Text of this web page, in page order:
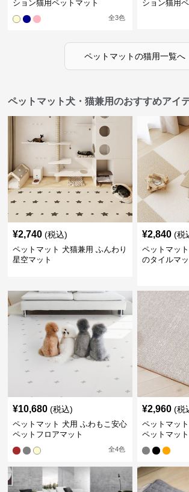
ション猫用ペットマット
全3色
ション猫用
ペットマットの猫用一覧へ
ペットマット犬・猫兼用のおすすめアイ
¥2,740 (税込)
ペットマット 犬猫兼用 ふんわり
星空マット
¥2,840 (税
ペットマッ
のタイルマッ
¥10,680 (税込)
ペットマット 犬用 ふわもこ安心
ペットフロアマット
全4色
¥2,960 (税
ペットマッ
ペットマット